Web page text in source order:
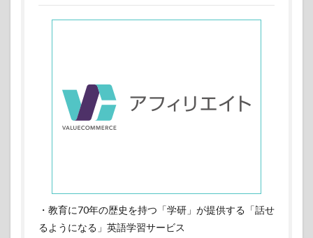
・教育に70年の歴史を持つ「学研」が提供する「話せ
るようになる」英語学習サービス